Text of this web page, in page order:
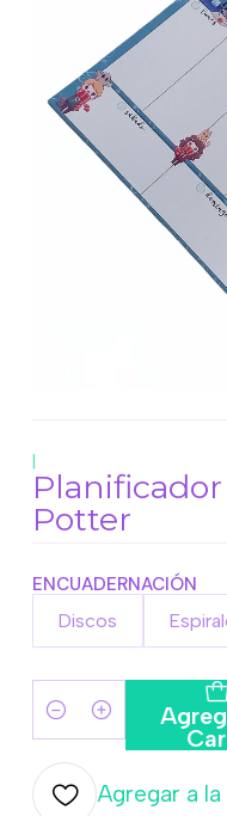
|
Potter
ENCUADERNACIÓN
Discos
Cantidad
Agregar a